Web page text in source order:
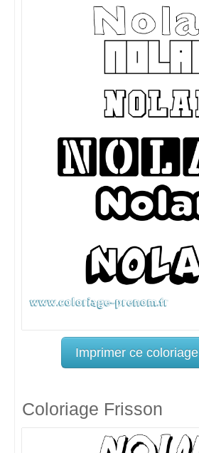
Imprimer ce coloriage
Coloriage Frisson